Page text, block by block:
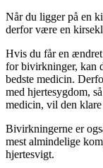
Når du ligger på en
derfor være en
Hvis du får en
for bivirkninger, kan
bedste medicin.
med hjertesygdom,
medicin, vil den
Bivirkningerne er
mest almindelige
hjertesvigt.